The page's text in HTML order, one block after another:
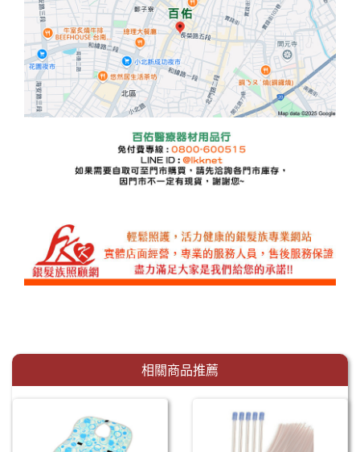
相關商品推薦